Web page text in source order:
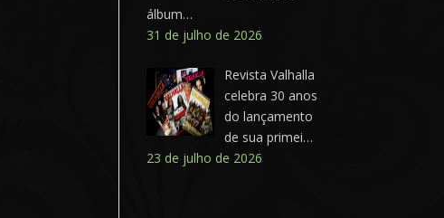
álbum…
31 de julho de 2026
Revista Valhalla
celebra 30 anos
do lançamento
de sua primei…
23 de julho de 2026